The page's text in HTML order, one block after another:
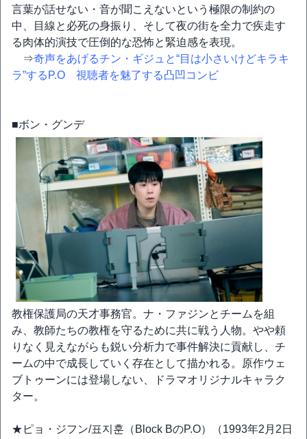
言葉が話せない・音が聞こえないという極限の制約の
中、目線と必死の身振り、そして夜の街を全力で疾走す
る肉体的演技で圧倒的な恐怖と緊迫感を表現。
⇒奇声をあげるチン・ギジュと“目は小さいけどキラキ
ラ”するP.O 視聴者を魅了する凸凹コンビ
■ボン・グンデ
教権保護局の天才事務官。ナ・ファジンとチームを組
み、教師たちの教権を守るために共に戦う人物。やや頼
りなく見えながらも鋭い分析力で事件解決に貢献し、チ
ームの中で成長していく存在として描かれる。原作ウェ
ブトゥーンには登場しない、ドラマオリジナルキャラク
ター。
★ピョ・ジフン/표지훈（Block BのP.O）（1993年2月2日